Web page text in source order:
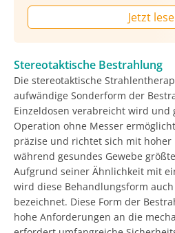
Jetzt
Stereotaktische Bestrahlung
Die stereotaktische
aufwändige Sonderform der
Einzeldosen verabreicht wird und
Operation ohne Messer
präzise und richtet sich mit
während gesundes Gewebe
Aufgrund seiner Ähnlichkeit mit
wird diese Behandlungsform
bezeichnet. Diese Form der
hohe Anforderungen an die